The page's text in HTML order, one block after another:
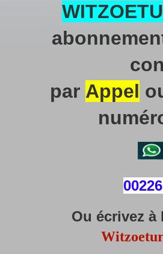
par Appel
Ou écrivez